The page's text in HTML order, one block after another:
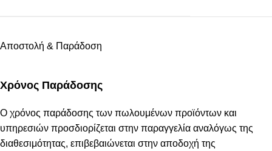
Αποστολή & Παράδοση
Χρόνος Παράδοσης
Ο χρόνος παράδοσης των πωλουμένων προϊόντων και
υπηρεσιών προσδιορίζεται στην παραγγελία αναλόγως της
διαθεσιμότητας, επιβεβαιώνεται στην αποδοχή της